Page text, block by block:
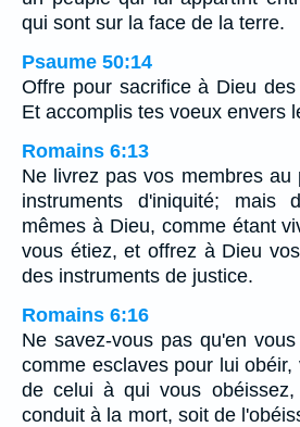
qui sont sur la face de la terre.
Psaume 50:14
Offre pour sacrifice à Dieu
Et accomplis tes voeux envers
Romains 6:13
Ne livrez pas vos membres au
instruments d'iniquité; mais
mêmes à Dieu, comme étant
vous étiez, et offrez à Dieu
des instruments de justice.
Romains 6:16
Ne savez-vous pas qu'en
comme esclaves pour lui
de celui à qui vous
conduit à la mort, soit de